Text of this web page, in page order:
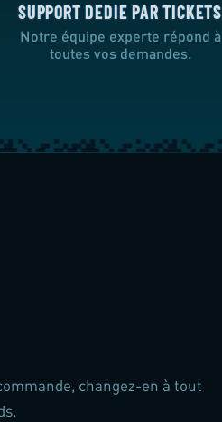
SUPPORT DEDIE PAR TICKETS
Notre équipe experte répond à
toutes vos demandes.
changez-en à tout